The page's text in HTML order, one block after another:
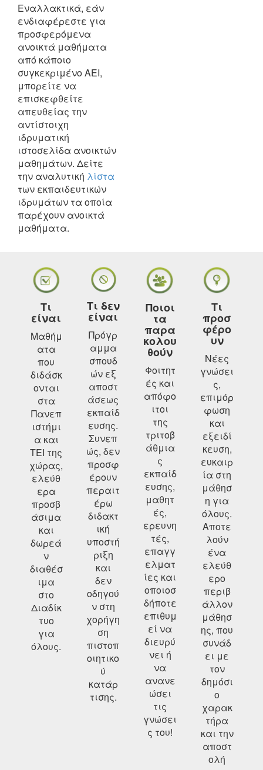
Εναλλακτικά, εάν
ενδιαφέρεστε για
προσφερόμενα
ανοικτά μαθήματα
από κάποιο
συγκεκριμένο ΑΕΙ,
μπορείτε να
επισκεφθείτε
απευθείας την
αντίστοιχη
ιδρυματική
ιστοσελίδα ανοικτών
μαθημάτων. Δείτε
την αναλυτική λίστα
των εκπαιδευτικών
ιδρυμάτων τα οποία
παρέχουν ανοικτά
μαθήματα.
Τι
είναι
Μαθήμ
ατα
που
διδάσκ
ονται
στα
Πανεπ
ιστήμι
α και
ΤΕΙ της
χώρας,
ελεύθ
ερα
προσβ
άσιμα
και
δωρεά
ν
διαθέσ
ιμα
στο
Διαδίκ
τυο
για
όλους.
Τι δεν
είναι
Πρόγρ
αμμα
σπουδ
ών εξ
αποστ
άσεως
εκπαίδ
ευσης.
Συνεπ
ώς, δεν
προσφ
έρουν
περαιτ
έρω
διδακτ
ική
υποστή
ριξη
και
δεν
οδηγού
ν στη
χορήγη
ση
πιστοπ
οιητικο
ύ
κατάρ
τισης.
Ποιοι
τα
παρα
κολου
θούν
Φοιτητ
ές και
απόφο
ιτοι
της
τριτοβ
άθμια
ς
εκπαίδ
ευσης,
μαθητ
ές,
ερευνη
τές,
επαγγ
ελματ
ίες και
οποιοσ
δήποτε
επιθυμ
εί να
διευρύ
νει ή
να
ανανε
ώσει
τις
γνώσει
ς του!
Τι
προσ
φέρο
υν
Νέες
γνώσει
ς,
επιμόρ
φωση
και
εξειδί
κευση,
ευκαιρ
ία στη
μάθησ
η για
όλους.
Αποτε
λούν
ένα
ελεύθ
ερο
περιβ
άλλον
μάθησ
ης, που
συνάδ
ει με
τον
δημόσι
ο
χαρακ
τήρα
και την
αποστ
ολή